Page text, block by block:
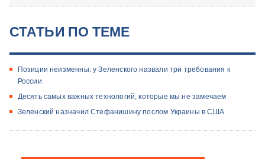
СТАТЬИ ПО ТЕМЕ
Позиции неизменны: у Зеленского назвали три требования к
России
Десять самых важных технологий, которые мы не замечаем
Зеленский назначил Стефанишину послом Украины в США